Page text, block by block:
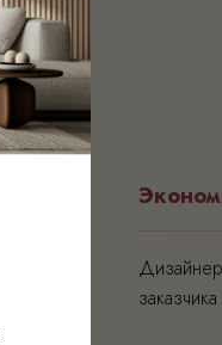
заказчика